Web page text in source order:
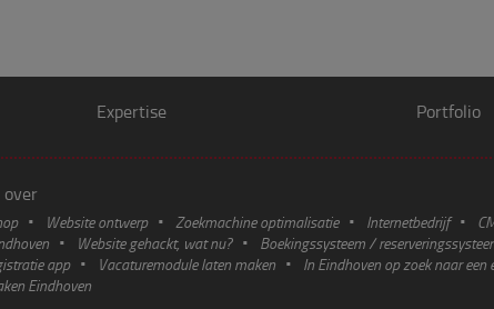
Expertise Portfolio
Website ontwerp Zoekmachine optimalisatie Internetbedrijf
Website gehackt, wat nu?
Boekingssysteem /
app Vacaturemodule laten maken
In Eindhoven op zoek naar een
Eindhoven